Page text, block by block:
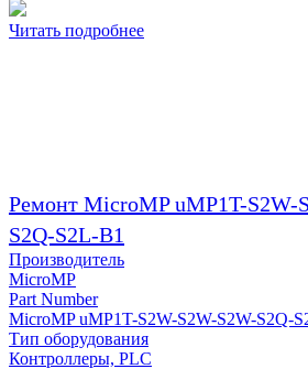
Читать подробнее
Ремонт MicroMP uMP1T-S2W-
S2Q-S2L-B1
Производитель
MicroMP
Part Number
MicroMP uMP1T-S2W-S2W-S2W-S2Q-
Тип оборудования
Контроллеры, PLC